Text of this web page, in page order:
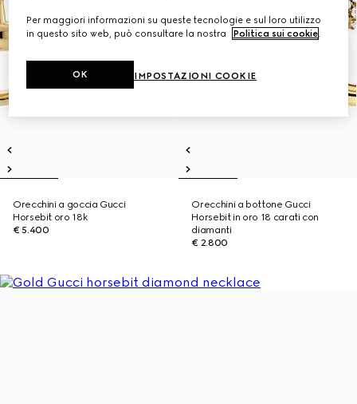
Orecchini a goccia Gucci
Horsebit oro 18k
€ 5.400
Orecchini a bottone Gucci
Horsebit in oro 18 carati con
diamanti
€ 2.800
Per maggiori informazioni su queste tecnologie e sul loro utilizzo
in questo sito web, può consultare la nostra
Politica sui cookie.
IMPOSTAZIONI COOKIE
OK